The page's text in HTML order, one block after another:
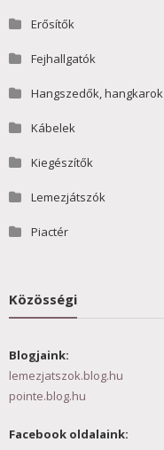
Erősítők
Fejhallgatók
Hangszedők, hangkarok
Kábelek
Kiegészítők
Lemezjátszók
Piactér
Közösségi
Blogjaink:
lemezjatszok.blog.hu
pointe.blog.hu
Facebook oldalaink: